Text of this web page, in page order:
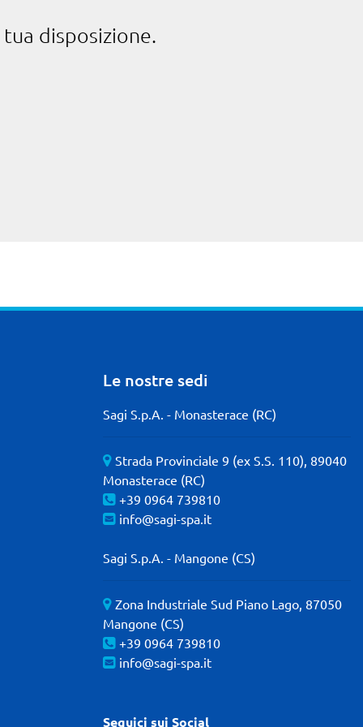
disposizione.
Le nostre sedi
Sagi S.p.A. - Monasterace (RC)
Strada Provinciale 9 (ex S.S. 110), 89040
Monasterace (RC)
+39 0964 739810
info@sagi-spa.it
Sagi S.p.A. - Mangone (CS)
Zona Industriale Sud Piano Lago, 87050
Mangone (CS)
+39 0964 739810
info@sagi-spa.it
Seguici sui Social